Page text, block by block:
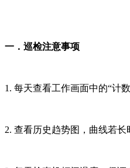
一．巡检注意事项
1. 每天查看工作画面中的“计
2. 查看历史趋势图，曲线若